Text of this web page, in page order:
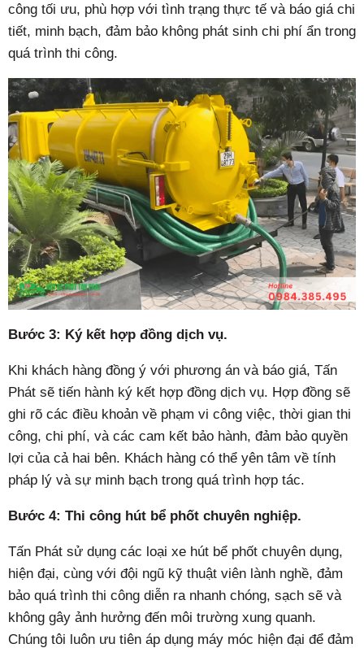
công tối ưu, phù hợp với tình trạng thực tế và báo giá chi
tiết, minh bạch, đảm bảo không phát sinh chi phí ẩn trong
quá trình thi công.
Bước 3: Ký kết hợp đồng dịch vụ.
Khi khách hàng đồng ý với phương án và báo giá, Tấn
Phát sẽ tiến hành ký kết hợp đồng dịch vụ. Hợp đồng sẽ
ghi rõ các điều khoản về phạm vi công việc, thời gian thi
công, chi phí, và các cam kết bảo hành, đảm bảo quyền
lợi của cả hai bên. Khách hàng có thể yên tâm về tính
pháp lý và sự minh bạch trong quá trình hợp tác.
Bước 4: Thi công hút bể phốt chuyên nghiệp.
Tấn Phát sử dụng các loại xe hút bể phốt chuyên dụng,
hiện đại, cùng với đội ngũ kỹ thuật viên lành nghề, đảm
bảo quá trình thi công diễn ra nhanh chóng, sạch sẽ và
không gây ảnh hưởng đến môi trường xung quanh.
Chúng tôi luôn ưu tiên áp dụng máy móc hiện đại để đảm